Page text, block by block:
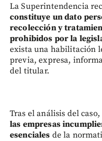
La Superintendencia
constituye un dato
recolección y
prohibidos por la
exista una habilitación
previa, expresa,
del titular.
Tras el análisis del
las empresas
esenciales de la